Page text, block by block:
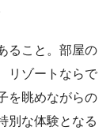
ること。部屋の
リゾートならで
を眺めながらの
別な体験となる